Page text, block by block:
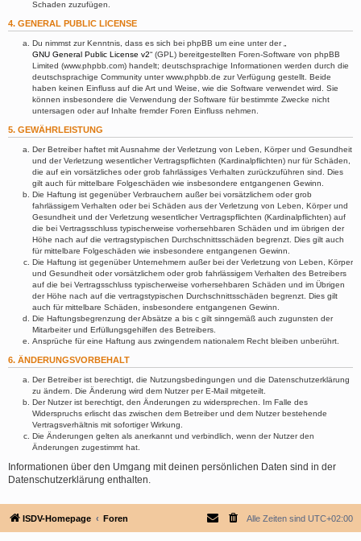
Schaden zuzufügen.
4. GENERAL PUBLIC LICENSE
Du nimmst zur Kenntnis, dass es sich bei phpBB um eine unter der „
GNU General Public License v2“ (GPL) bereitgestellten Foren-Software von phpBB
Limited (www.phpbb.com) handelt; deutschsprachige Informationen werden durch die
deutschsprachige Community unter www.phpbb.de zur Verfügung gestellt. Beide
haben keinen Einfluss auf die Art und Weise, wie die Software verwendet wird. Sie
können insbesondere die Verwendung der Software für bestimmte Zwecke nicht
untersagen oder auf Inhalte fremder Foren Einfluss nehmen.
5. GEWÄHRLEISTUNG
Der Betreiber haftet mit Ausnahme der Verletzung von Leben, Körper und Gesundheit
und der Verletzung wesentlicher Vertragspflichten (Kardinalpflichten) nur für Schäden,
die auf ein vorsätzliches oder grob fahrlässiges Verhalten zurückzuführen sind. Dies
gilt auch für mittelbare Folgeschäden wie insbesondere entgangenen Gewinn.
Die Haftung ist gegenüber Verbrauchern außer bei vorsätzlichem oder grob
fahrlässigem Verhalten oder bei Schäden aus der Verletzung von Leben, Körper und
Gesundheit und der Verletzung wesentlicher Vertragspflichten (Kardinalpflichten) auf
die bei Vertragsschluss typischerweise vorhersehbaren Schäden und im übrigen der
Höhe nach auf die vertragstypischen Durchschnittsschäden begrenzt. Dies gilt auch
für mittelbare Folgeschäden wie insbesondere entgangenen Gewinn.
Die Haftung ist gegenüber Unternehmern außer bei der Verletzung von Leben, Körper
und Gesundheit oder vorsätzlichem oder grob fahrlässigem Verhalten des Betreibers
auf die bei Vertragsschluss typischerweise vorhersehbaren Schäden und im Übrigen
der Höhe nach auf die vertragstypischen Durchschnittsschäden begrenzt. Dies gilt
auch für mittelbare Schäden, insbesondere entgangenen Gewinn.
Die Haftungsbegrenzung der Absätze a bis c gilt sinngemäß auch zugunsten der
Mitarbeiter und Erfüllungsgehilfen des Betreibers.
Ansprüche für eine Haftung aus zwingendem nationalem Recht bleiben unberührt.
6. ÄNDERUNGSVORBEHALT
Der Betreiber ist berechtigt, die Nutzungsbedingungen und die Datenschutzerklärung
zu ändern. Die Änderung wird dem Nutzer per E-Mail mitgeteilt.
Der Nutzer ist berechtigt, den Änderungen zu widersprechen. Im Falle des
Widerspruchs erlischt das zwischen dem Betreiber und dem Nutzer bestehende
Vertragsverhältnis mit sofortiger Wirkung.
Die Änderungen gelten als anerkannt und verbindlich, wenn der Nutzer den
Änderungen zugestimmt hat.
Informationen über den Umgang mit deinen persönlichen Daten sind in der
Datenschutzerklärung enthalten.
ISDV-Homepage Foren Alle Zeiten sind UTC+02:00